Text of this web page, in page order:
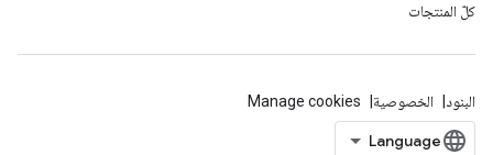
كلّ المنتجات
البنود الخصوصية Manage cookies